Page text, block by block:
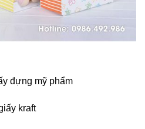
đựng mỹ phẩm
kraft